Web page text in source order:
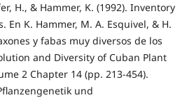
H., & Hammer, K. (1992). Inventory
En K. Hammer, M. A. Esquivel, & H.
y fabas muy diversos de los
and Diversity of Cuban Plant
2 Chapter 14 (pp. 213-454).
und